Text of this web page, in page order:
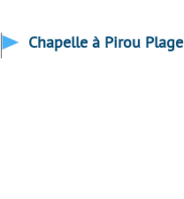
Chapelle à Pirou Plage